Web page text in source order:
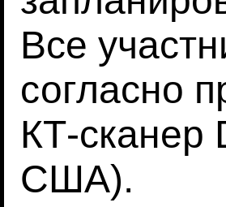
Все
согласно
КТ-сканер
США).